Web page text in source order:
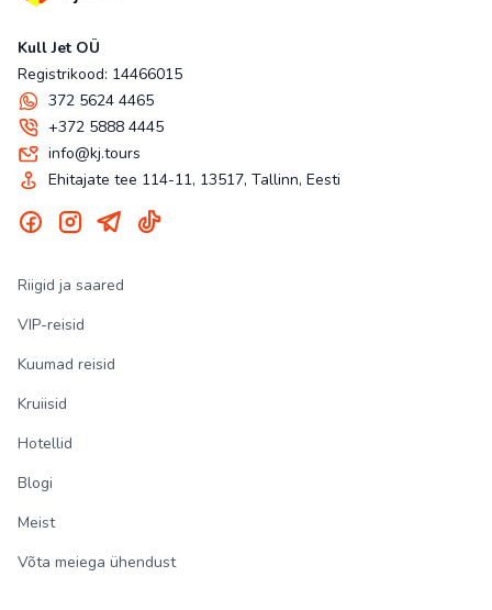
Kull Jet OÜ
Registrikood: 14466015
372 5624 4465
+372 5888 4445
info@kj.tours
Ehitajate tee 114-11, 13517, Tallinn, Eesti
Riigid ja saared
VIP-reisid
Kuumad reisid
Kruiisid
Hotellid
Blogi
Meist
Võta meiega ühendust